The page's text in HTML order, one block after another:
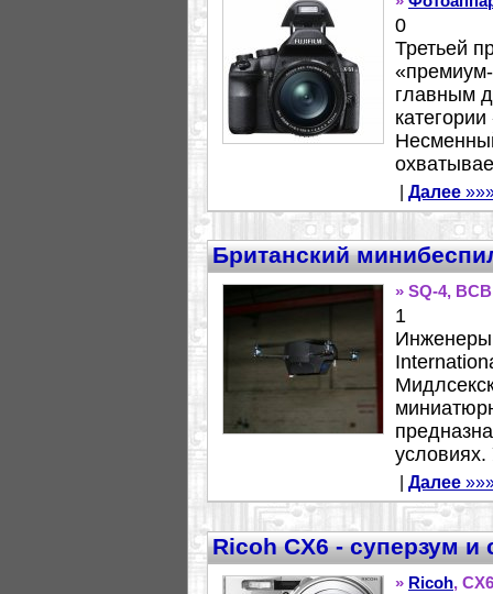
0
Третьей
главным
Далее
Британский
» SQ-4,
1
Инженеры
условиях.
Далее
Ricoh CX6 - суперзум и
» Ricoh,